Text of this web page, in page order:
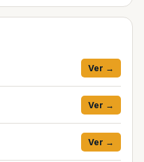
Ver →
Ver →
Ver →